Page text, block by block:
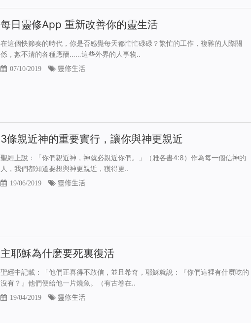
每日靈修App 重新改善你的靈生活
在這個快節奏的時代，你是否感覺每天都忙忙碌碌？繁忙的工作，複雜的人際關
係，數不清的各種應酬……這些外界的人事物..
07/10/2019 靈修生活
3條親近神的重要實行，讓你與神更親近
聖經上說：「你們親近神，神就必親近你們。」（雅各書4:8）作為每一個信神的
人，我們都知道要想與神更親近，獲得更..
19/06/2019 靈修生活
主耶穌為什麽要死裏復活
聖經中記載：「他們正喜得不敢信，並且希奇，耶穌就說：『你們這裡有什麼吃的
沒有？』他們便給他一片燒魚。（有古卷在..
19/04/2019 靈修生活